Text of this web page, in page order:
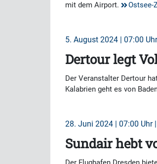
mit dem Airport.
Ostsee-
5. August 2024 | 07:00
Dertour legt
Der Veranstalter Dertour
Kalabrien geht es von
28. Juni 2024 | 07:00 Uhr
Sundair hebt